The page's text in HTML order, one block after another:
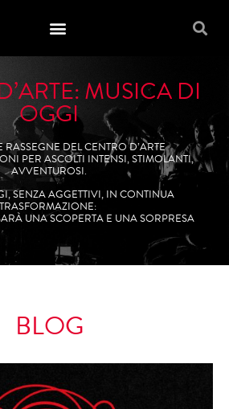
MUSICA DI
OGGI
DEL CENTRO D’ARTE
PER ASCOLTI INTENSI, STIMOLANTI,
AVVENTUROSI.
SENZA AGGETTIVI, IN CONTINUA
TRASFORMAZIONE:
UNA SCOPERTA E UNA SORPRESA
BLOG